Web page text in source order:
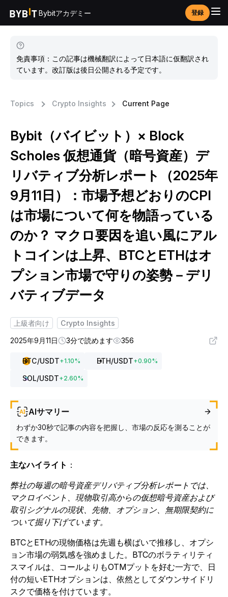
Bybitアカデミー 登録
免責事項：この記事は機械翻訳によって日本語に仮翻訳され
ています。改訂版は後日公開される予定です。
Topics Crypto Insights Current Page
Bybit（バイビット）× Block
Scholes 仮想通貨（暗号資産）デ
リバティブ分析レポート（2025年
9月11日）：市場予想どおりのCPI
は市場について何を物語っている
のか？ マクロ要因を追い風にアル
トコインは上昇、BTCとETHはオ
プション市場で守りの姿勢－デリ
バティブデータ
上級者向け
Crypto Insights
2025年9月11日
3分で読めます 356
BTC/USDT+1.10% ETH/USDT+0.90%
SOL/USDT+2.60%
AIサマリー
わずか30秒で記事の内容を把握し、市場の反応を測ることが
できます。
主なハイライト ：
弊社の毎週の暗号資産デリバティブ分析レポートでは、
マクロイベント、現物取引高からの仮想暗号資産および
取引シグナルの現状、先物、オプション、無期限契約に
ついて掘り下げています。
BTCとETHの現物価格は先週も横ばいで推移し、オプシ
ョン市場の弱気感を強めました。BTCのボラティリティ
スマイルは、コールよりもOTMプットを好む一方で、日
付の短いETHオプションは、依然としてダウンサイドリ
スクで価格を付けています。